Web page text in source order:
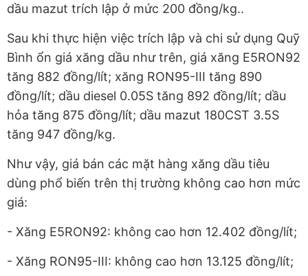
dầu mazut trích lập ở mức 200 đồng/kg..
Sau khi thực hiện việc trích lập và chi sử dụng Quỹ
Bình ổn giá xăng dầu như trên, giá xăng E5RON92
tăng 882 đồng/lít; xăng RON95-III tăng 890
đồng/lít; dầu diesel 0.05S tăng 892 đồng/lít; dầu
hỏa tăng 875 đồng/lít; dầu mazut 180CST 3.5S
tăng 947 đồng/kg.
Như vậy, giá bán các mặt hàng xăng dầu tiêu
dùng phổ biến trên thị trường không cao hơn mức
giá:
- Xăng E5RON92: không cao hơn 12.402 đồng/lít;
- Xăng RON95-III: không cao hơn 13.125 đồng/lít;